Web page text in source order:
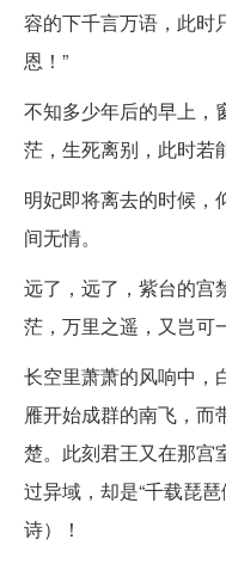
容的下千言万语，此时
恩！”
不知多少年后的早上，
茫，生死离别，此时若
明妃即将离去的时候，
间无情。
远了，远了，紫台的宫
茫，万里之遥，又岂可
长空里萧萧的风响中，
雁开始成群的南飞，而
楚。此刻君王又在那宫
过异域，却是“千载琵
诗）！